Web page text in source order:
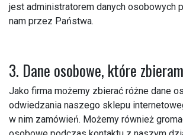
jest administratorem danych osobowych
nam przez Państwa.
3. Dane osobowe, które
Jako firma możemy zbierać różne dane
odwiedzania naszego sklepu
w nim zamówień. Możemy również